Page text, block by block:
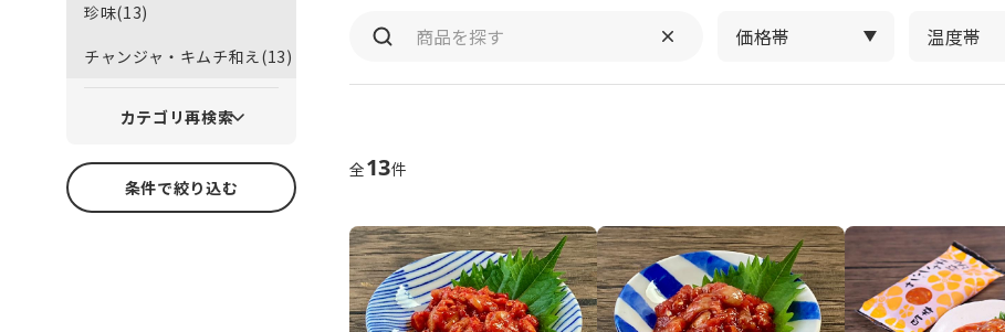
価格帯 温度帯
全13件
珍味(13)
チャンジャ・キムチ和え(13)
カテゴリ再検索
条件で絞り込む